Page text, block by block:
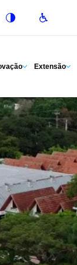
Extensão